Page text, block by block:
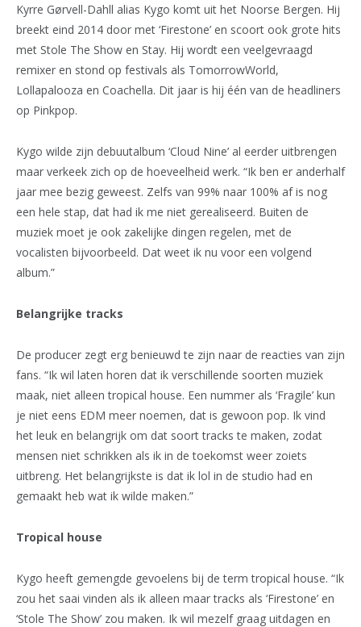
Kyrre Gørvell-Dahll alias Kygo komt uit het Noorse Bergen. Hij
breekt eind 2014 door met ‘Firestone’ en scoort ook grote hits
met Stole The Show en Stay. Hij wordt een veelgevraagd
remixer en stond op festivals als TomorrowWorld,
Lollapalooza en Coachella. Dit jaar is hij één van de headliners
op Pinkpop.
Kygo wilde zijn debuutalbum ‘Cloud Nine’ al eerder uitbrengen
maar verkeek zich op de hoeveelheid werk. “Ik ben er anderhalf
jaar mee bezig geweest. Zelfs van 99% naar 100% af is nog
een hele stap, dat had ik me niet gerealiseerd. Buiten de
muziek moet je ook zakelijke dingen regelen, met de
vocalisten bijvoorbeeld. Dat weet ik nu voor een volgend
album.”
Belangrijke tracks
De producer zegt erg benieuwd te zijn naar de reacties van zijn
fans. “Ik wil laten horen dat ik verschillende soorten muziek
maak, niet alleen tropical house. Een nummer als ‘Fragile’ kun
je niet eens EDM meer noemen, dat is gewoon pop. Ik vind
het leuk en belangrijk om dat soort tracks te maken, zodat
mensen niet schrikken als ik in de toekomst weer zoiets
uitbreng. Het belangrijkste is dat ik lol in de studio had en
gemaakt heb wat ik wilde maken.”
Tropical house
Kygo heeft gemengde gevoelens bij de term tropical house. “Ik
zou het saai vinden als ik alleen maar tracks als ‘Firestone’ en
‘Stole The Show’ zou maken. Ik wil mezelf graag uitdagen en